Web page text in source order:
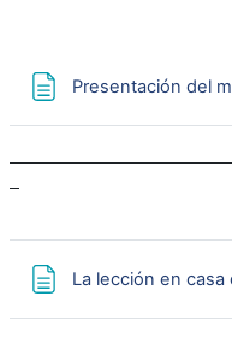
Presentación del
La lección en